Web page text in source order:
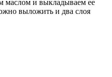
маслом и выкладываем ее
выложить и два слоя